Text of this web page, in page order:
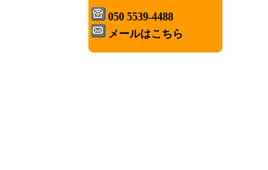
050 5539-4488
メールはこちら